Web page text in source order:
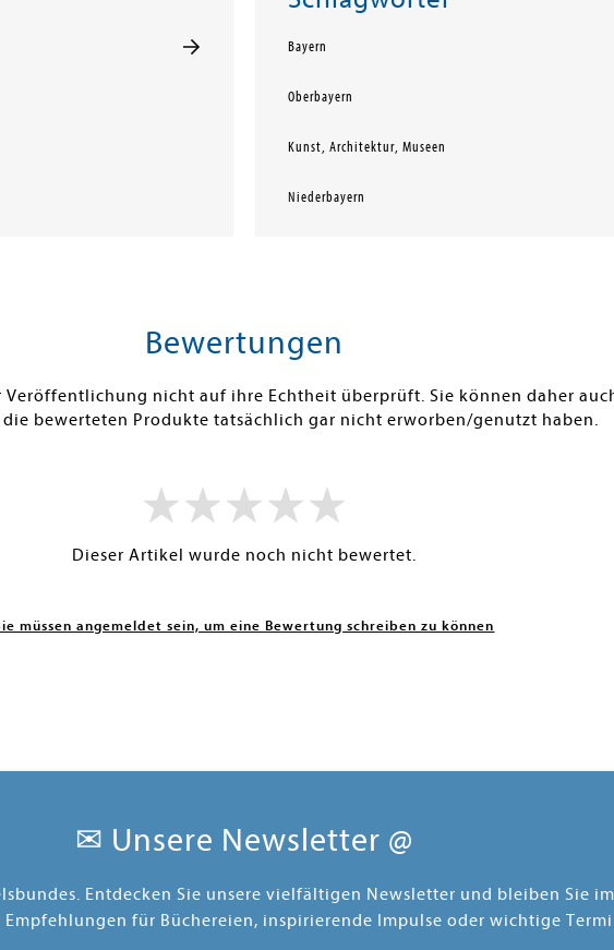
Bayern
Oberbayern
Kunst, Architektur, Museen
Niederbayern
Bewertungen
nicht auf ihre Echtheit überprüft. Sie können daher
die bewerteten Produkte tatsächlich gar nicht erworben/genutzt haben.
Dieser Artikel wurde noch nicht bewertet.
müssen angemeldet sein, um eine Bewertung schreiben zu können
✉ Unsere Newsletter @
Entdecken Sie unsere vielfältigen Newsletter und bleiben Sie
für Büchereien, inspirierende Impulse oder wichtige